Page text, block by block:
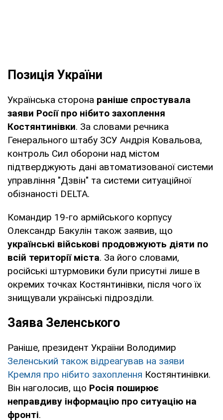
Позиція України
Українська сторона раніше спростувала
заяви Росії про нібито захоплення
Костянтинівки. За словами речника
Генерального штабу ЗСУ Андрія Ковальова,
контроль Сил оборони над містом
підтверджують дані автоматизованої системи
управління "Дзвін" та системи ситуаційної
обізнаності DELTA.
Командир 19-го армійського корпусу
Олександр Бакулін також заявив, що
українські військові продовжують діяти по
всій території міста. За його словами,
російські штурмовики були присутні лише в
окремих точках Костянтинівки, після чого їх
знищували українські підрозділи.
Заява Зеленського
Раніше, президент України Володимир
Зеленський також відреагував на заяви
Кремля про нібито захоплення Костянтинівки.
Він наголосив, що Росія поширює
неправдиву інформацію про ситуацію на
фронті.